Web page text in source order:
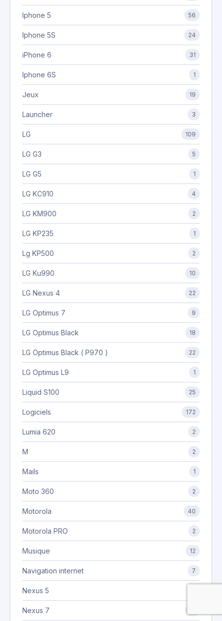
Iphone 5 56
Iphone 5S 24
iPhone 6 31
Iphone 6S 1
Jeux 19
Launcher 3
LG 109
LG G3 5
LG G5 1
LG KC910 4
LG KM900 2
LG KP235 1
Lg KP500 2
LG Ku990 10
LG Nexus 4 22
LG Optimus 7 9
LG Optimus Black 18
LG Optimus Black ( P970 ) 22
LG Optimus L9 1
Liquid S100 25
Logiciels 172
Lumia 620 2
M 2
Mails 1
Moto 360 2
Motorola 40
Motorola PRO 2
Musique 12
Navigation internet 7
Nexus 5
Nexus 7